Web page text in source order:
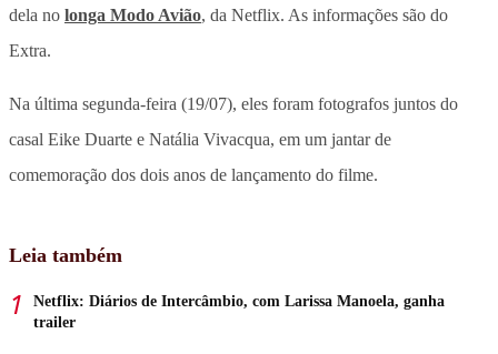
dela no longa Modo Avião, da Netflix. As informações são do
Extra.
Na última segunda-feira (19/07), eles foram fotografos juntos do
casal Eike Duarte e Natália Vivacqua, em um jantar de
comemoração dos dois anos de lançamento do filme.
Leia também
Netflix: Diários de Intercâmbio, com Larissa Manoela, ganha
trailer